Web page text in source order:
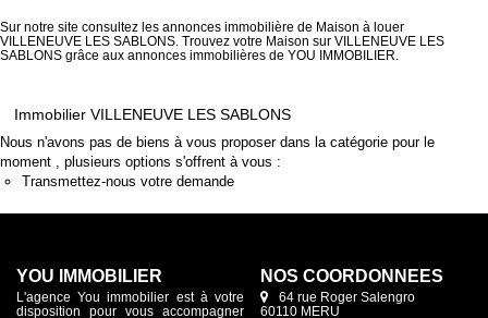
Sur notre site consultez les annonces immobilière de Maison à louer
VILLENEUVE LES SABLONS. Trouvez votre Maison sur VILLENEUVE LES
SABLONS grâce aux annonces immobilières de YOU IMMOBILIER.
Immobilier VILLENEUVE LES SABLONS
Nous n'avons pas de biens à vous proposer dans la catégorie pour le
moment , plusieurs options s'offrent à vous :
Transmettez-nous votre demande
YOU IMMOBILIER
L'agence You immobilier est à votre
disposition pour vous accompagner
NOS COORDONNÉES
64 rue Roger Salengro
60110 MERU